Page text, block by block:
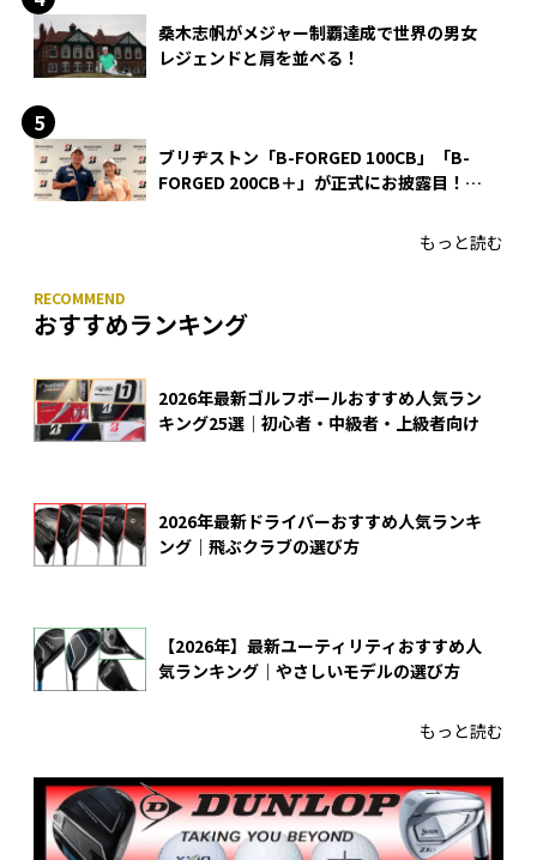
桑木志帆がメジャー制覇達成で世界の男女
レジェンドと肩を並べる！
ブリヂストン「B-FORGED 100CB」「B-
FORGED 200CB＋」が正式にお披露目！
もっと読む
おすすめランキング
2026年最新ゴルフボールおすすめ人気ラン
キング25選｜初心者・中級者・上級者向け
2026年最新ドライバーおすすめ人気ランキ
ング｜飛ぶクラブの選び方
【2026年】最新ユーティリティおすすめ人
気ランキング｜やさしいモデルの選び方
もっと読む